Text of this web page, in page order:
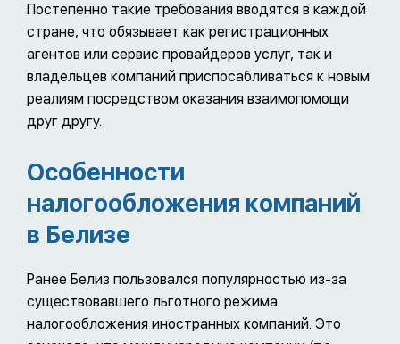
касаются улучшения качества
администрирования компаний, а также
увеличения прозрачности корпоративных
структур. Последнее является общей
тенденцией законодательства абсолютно
всех зарубежных юрисдикций.
Постепенно такие требования вводятся в каждой
стране, что обязывает как регистрационных
агентов или сервис провайдеров услуг, так и
владельцев компаний приспосабливаться к новым
реалиям посредством оказания взаимопомощи
друг другу.
Особенности
налогообложения компаний
в Белизе
Ранее Белиз пользовался популярностью из-за
существовавшего льготного режима
налогообложения иностранных компаний. Это